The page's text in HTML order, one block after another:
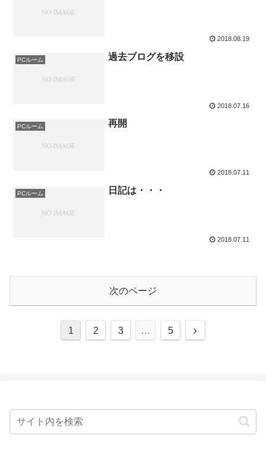
2018.08.19
PCルーム 過去ブログを移設
2018.07.16
PCルーム 再開
2018.07.11
PCルーム 日記は・・・
2018.07.11
次のページ
1 2 3 … 5
次